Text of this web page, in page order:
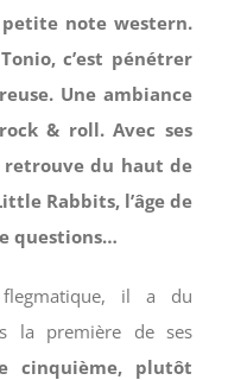
note western.
c’est pénétrer
Une ambiance
& roll. Avec ses
retrouve du haut de
Rabbits, l’âge de
questions…
il a du
la première de ses
cinquième, plutôt